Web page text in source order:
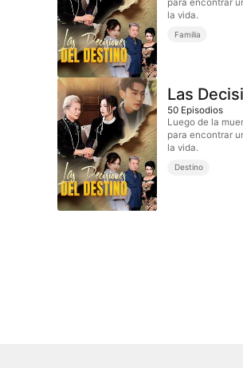
la vida.
Familia
Las
50 Episodios
Luego de la
para encontrar
la vida.
Destino